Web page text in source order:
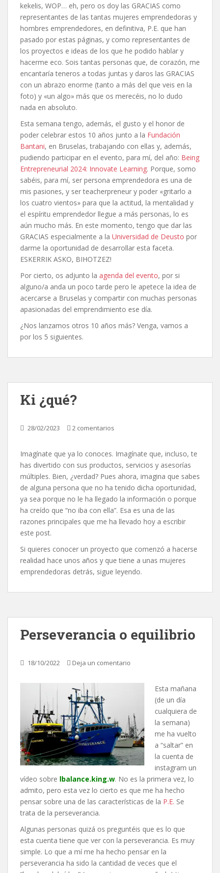
kekelis, WOP… eh, pero os doy las GRACIAS como
representantes de las tantas mujeres emprendedoras y
hombres emprendedores, en definitiva, P.E. que han
pasado por estas páginas, y como representantes de
los proyectos e ideas de los que he podido hablar y
hacerme eco. Sois tantas personas que, de corazón, me
encantaría teneros a todas juntas y daros las GRACIAS
con un abrazo enorme (tanto a más del que veis en la
foto) y «un algo» más que os merecéis, no lo dudo
nada en absoluto.
Esta semana tengo, además, el gusto y el honor de
poder celebrar estos 10 años junto a la Fundación
Bantani, en Bruselas, trabajando con ellas y, además,
pudiendo participar en el evento, para mí, del año: Being
Entrepreneurial 2024: Innovate Learning. Porque, somo
sabéis, para mí, ser persona emprendedora es una de
mis pasiones, y ser teacherpreneur y poder «gritarlo a
los cuatro vientos» para que la actitud, la mentalidad y
el espíritu emprendedor llegue a más personas, lo es
aún mucho más. En este momento, tengo que dar las
GRACIAS especialmente a la Universidad de Deusto por
darme la oportunidad de desarrollar esta faceta.
ESKERRIK ASKO, BIHOTZEZ!
Por cierto, os adjunto la agenda del evento, por si
alguno/a anda un poco tarde pero le apetece la idea de
acercarse a Bruselas y compartir con muchas personas
apasionadas del emprendimiento ese día.
¿Nos lanzamos otros 10 años más? Venga, vamos a
por los 5 siguientes.
Ki ¿qué?
28/02/2023 2 comentarios
Imagínate que ya lo conoces. Imagínate que, incluso, te
has divertido con sus productos, servicios y asesorías
múltiples. Bien, ¿verdad? Pues ahora, imagina que sabes
de alguna persona que no ha tenido dicha oportunidad,
ya sea porque no le ha llegado la información o porque
ha creído que “no iba con ella”. Esa es una de las
razones principales que me ha llevado hoy a escribir
este post.
Si quieres conocer un proyecto que comenzó a hacerse
realidad hace unos años y que tiene a unas mujeres
emprendedoras detrás, sigue leyendo.
Perseverancia o equilibrio
18/10/2022 Deja un comentario
Esta mañana
(de un día
cualquiera de
la semana)
me ha vuelto
a “saltar” en
la cuenta de
instagram un
vídeo sobre lbalance.king.w. No es la primera vez, lo
admito, pero esta vez lo cierto es que me ha hecho
pensar sobre una de las características de la P.E. Se
trata de la perseverancia.
Algunas personas quizá os preguntéis que es lo que
esta cuenta tiene que ver con la perseverancia. Es muy
simple. Lo que a mí me ha hecho pensar en la
perseverancia ha sido la cantidad de veces que el